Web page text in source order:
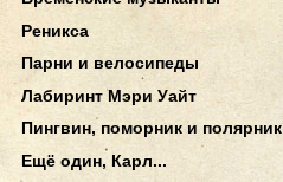
Реникса
Парни и велосипеды
Лабиринт Мэри Уайт
Пингвин, поморник и полярник
Ещё один, Карл...